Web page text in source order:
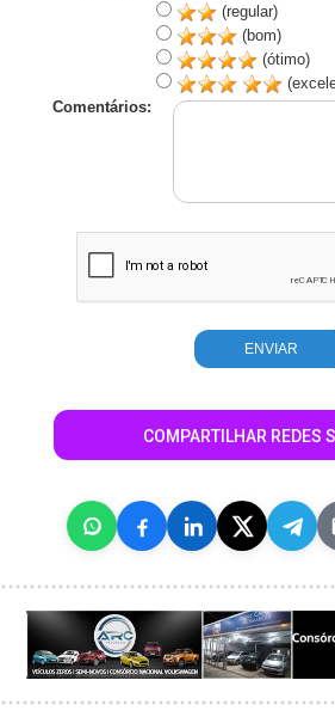
(regular)
(bom)
(ótimo)
Comentários:
COMPARTILHAR REDES